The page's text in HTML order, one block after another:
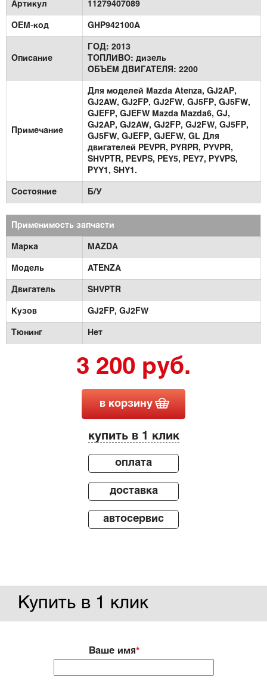
Артикул 11279407089
OEM-код GHP942100A
Описание
ГОД: 2013
ТОПЛИВО: дизель
ОБЪЕМ ДВИГАТЕЛЯ: 2200
Примечание
Для моделей Mazda Atenza, GJ2AP,
GJ2AW, GJ2FP, GJ2FW, GJ5FP, GJ5FW,
GJEFP, GJEFW Mazda Mazda6, GJ,
GJ2AP, GJ2AW, GJ2FP, GJ2FW, GJ5FP,
GJ5FW, GJEFP, GJEFW, GL Для
двигателей PEVPR, PYRPR, PYVPR,
SHVPTR, PEVPS, PEY5, PEY7, PYVPS,
PYY1, SHY1.
Состояние Б/У
Применимость запчасти
Марка MAZDA
Модель ATENZA
Двигатель SHVPTR
Кузов GJ2FP, GJ2FW
Тюнинг Нет
3 200 руб.
в корзину
купить в 1 клик
оплата
доставка
автосервис
Купить в 1 клик
Ваше имя*